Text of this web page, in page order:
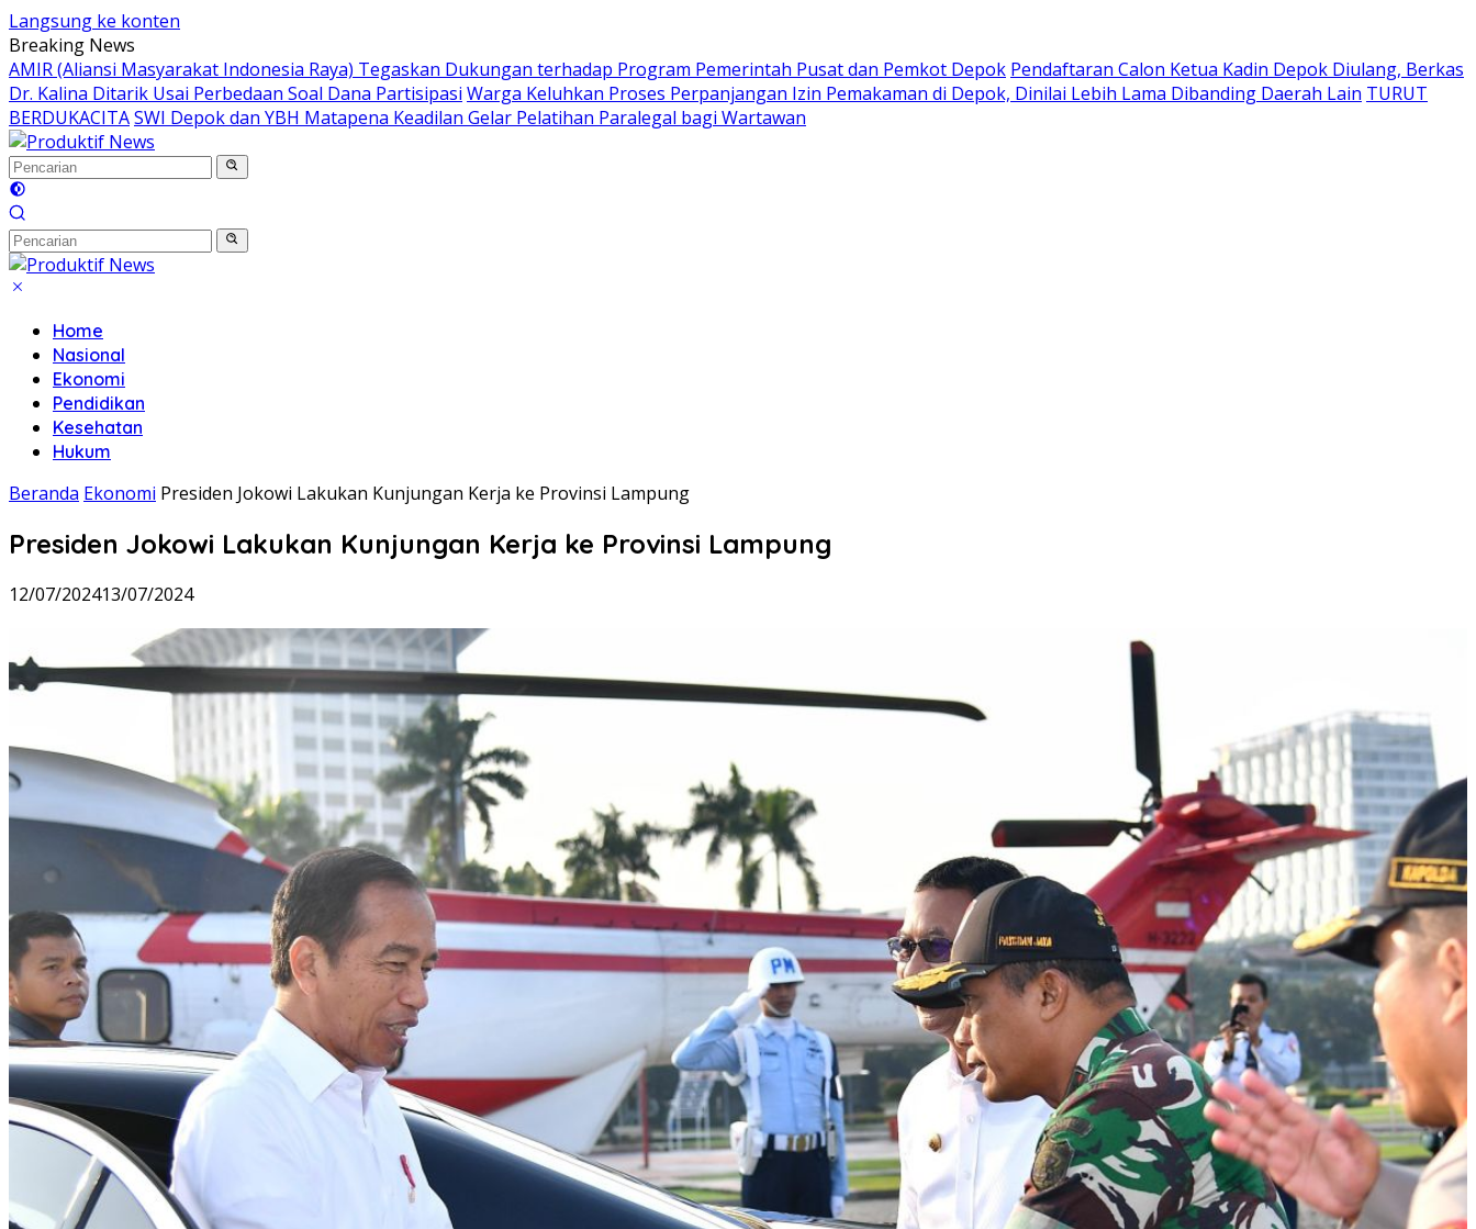
Langsung ke konten
Breaking News
AMIR (Aliansi Masyarakat Indonesia Raya) Tegaskan Dukungan terhadap Program Pemerintah Pusat dan Pemkot Depok Pendaftaran Calon Ketua Kadin Depok Diulang, Berkas
Dr. Kalina Ditarik Usai Perbedaan Soal Dana Partisipasi Warga Keluhkan Proses Perpanjangan Izin Pemakaman di Depok, Dinilai Lebih Lama Dibanding Daerah Lain TURUT
BERDUKACITASWI Depok dan YBH Matapena Keadilan Gelar Pelatihan Paralegal bagi Wartawan
Home
Nasional
Ekonomi
Pendidikan
Kesehatan
Hukum
Beranda Ekonomi Presiden Jokowi Lakukan Kunjungan Kerja ke Provinsi Lampung
Presiden Jokowi Lakukan Kunjungan Kerja ke Provinsi Lampung
12/07/202413/07/2024